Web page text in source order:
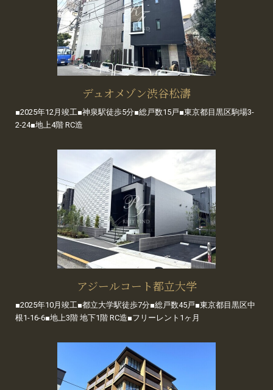
デュオメゾン渋谷松濤
■2025年12月竣工■神泉駅徒歩5分■総戸数15戸■東京都目黒区駒場3-
2-24■地上4階 RC造
アジールコート都立大学
■2025年10月竣工■都立大学駅徒歩7分■総戸数45戸■東京都目黒区中
根1-16-6■地上3階 地下1階 RC造■フリーレント1ヶ月